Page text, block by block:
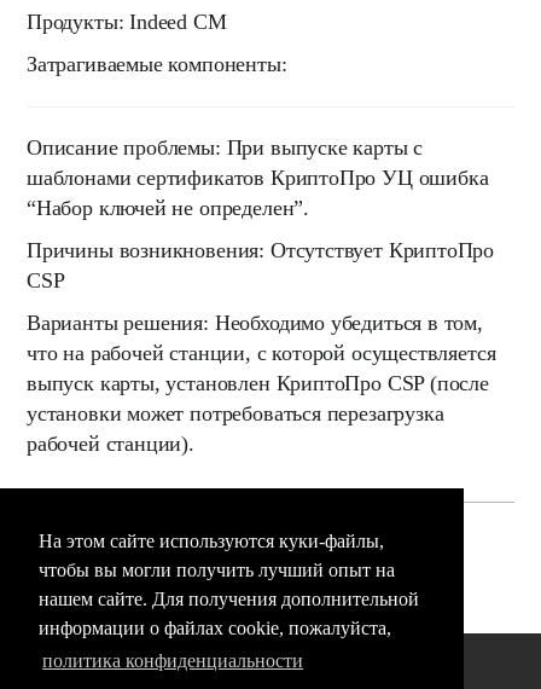
На этом сайте используются куки-файлы,
чтобы вы могли получить лучший опыт на
нашем сайте. Для получения дополнительной
информации о файлах cookie, пожалуйста,
политика конфиденциальности
Продукты: Indeed CM
Затрагиваемые компоненты:
Описание проблемы: При выпуске карты с
шаблонами сертификатов КриптоПро УЦ ошибка
“Набор ключей не определен”.
Причины возникновения: Отсутствует КриптоПро
CSP
Варианты решения: Необходимо убедиться в том,
что на рабочей станции, с которой осуществляется
выпуск карты, установлен КриптоПро CSP (после
установки может потребоваться перезагрузка
рабочей станции).
(1 голос(а))
Эта статья полезна
Эта статья бесполезна